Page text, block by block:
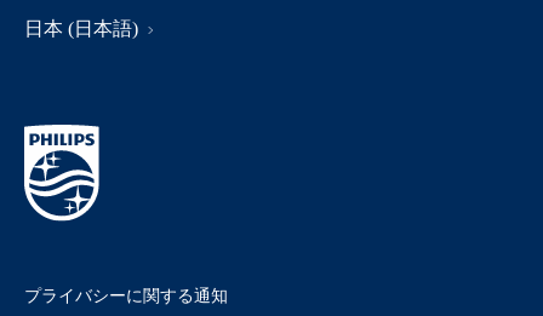
日本 (日本語)
プライバシーに関する通知